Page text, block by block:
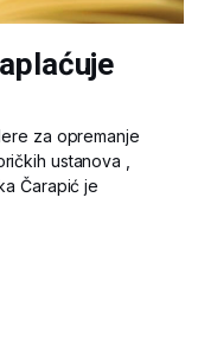
za opremanje
ustanova ,
Čarapić je